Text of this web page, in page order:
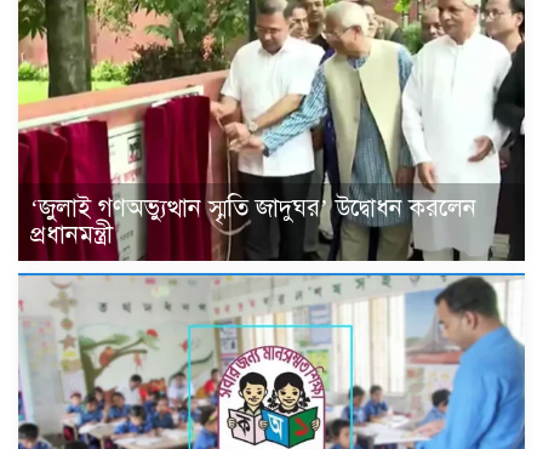
‘জুলাই গণঅভ্যুত্থান স্মৃতি জাদুঘর’ উদ্বোধন করলেন
প্রধানমন্ত্রী